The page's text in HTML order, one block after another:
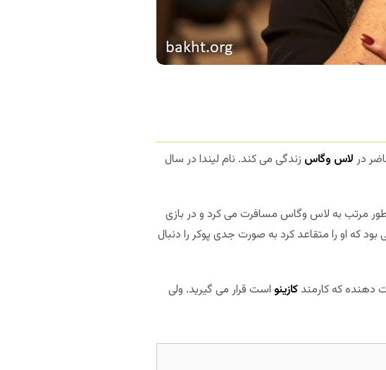
در لاس وگاس زندگی می کند. نام لیندا در سال
طور مرتب به لاس وگاس مسافرت می کرد و در بازی
که او را متقاعد کرد به صورت جدی پوکر را دنبال
دهنده که کارمند کازینو است قرار می گیرید. ولی